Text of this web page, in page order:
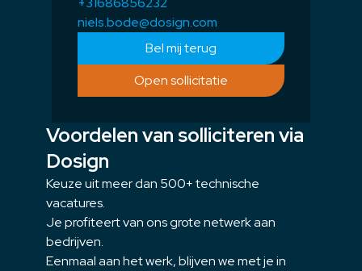
niels.bode@dosign.com
Bel mij terug
Open sollicitatie
Voordelen van solliciteren via
Dosign
Keuze uit meer dan 500+ technische
vacatures.
Je profiteert van ons grote netwerk aan
bedrijven.
Eenmaal aan het werk, blijven we met je in